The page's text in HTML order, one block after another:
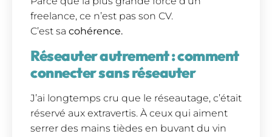
freelance, ce n’est pas son CV.
C’est sa cohérence.
Réseauter autrement : comment
connecter sans réseauter
J’ai longtemps cru que le réseautage, c’était
réservé aux extravertis. À ceux qui aiment
serrer des mains tièdes en buvant du vin